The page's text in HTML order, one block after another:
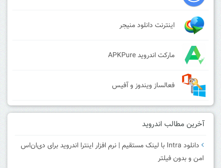
اینترنت دانلود منیجر
مارکت اندروید APKPure
فعالساز ویندوز و آفیس
آخرین مطالب اندروید
دانلود Intra با لینک مستقیم | نرم افزار اینترا اندروید برای دی‌ان‌اس
امن و بدون فیلتر